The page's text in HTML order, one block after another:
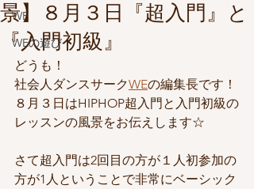
WE
WEの遊び
景】８月３日『超入門』と
『入門初級』
どうも！
社会人ダンスサークWEの編集長です！
８月３日はHIPHOP超入門と入門初級の
レッスンの風景をお伝えします☆
さて超入門は2回目の方が１人初参加の
方が1人ということで非常にベーシック